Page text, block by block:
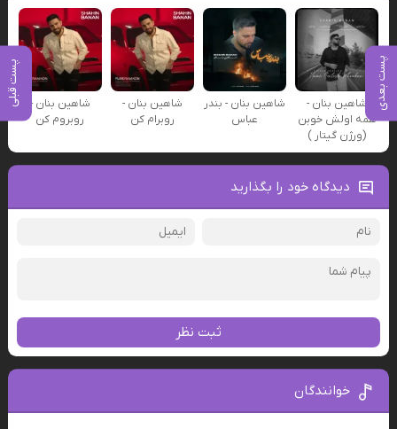
پست بعدی پست قبلی
شاهین بنان -
همه اولش خوبن
(ورژن گیتار )
شاهین بنان - بندر
عباس
شاهین بنان -
روبرام کن
شاهین بنان -
روبروم کن
دیدگاه خود را بگذارید
ثبت نظر
خوانندگان